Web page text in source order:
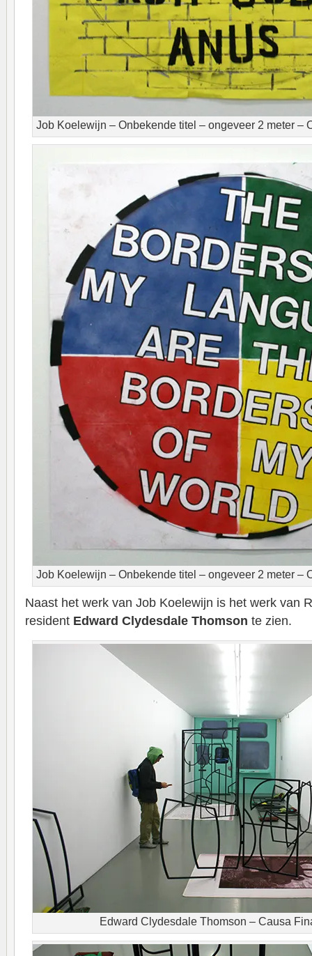
Job Koelewijn – Onbekende titel – ongeveer 2 meter –
Job Koelewijn – Onbekende titel – ongeveer 2 meter –
Naast het werk van Job Koelewijn is het werk van
resident Edward Clydesdale Thomson te zien.
Edward Clydesdale Thomson – Causa